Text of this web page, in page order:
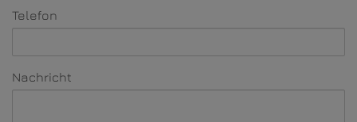
Telefon
Nachricht